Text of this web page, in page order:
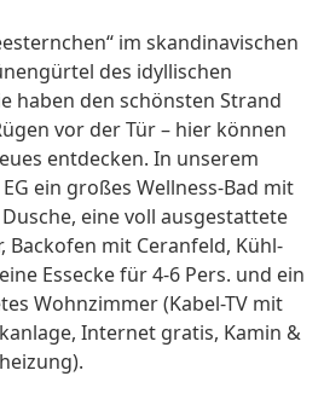
im skandinavischen
des idyllischen
haben den schönsten Strand
vor der Tür – hier können
entdecken. In unserem
ein großes Wellness-Bad mit
eine voll ausgestattete
Backofen mit Ceranfeld, Kühl-
Essecke für 4-6 Pers. und ein
Wohnzimmer (Kabel-TV mit
Internet gratis, Kamin &